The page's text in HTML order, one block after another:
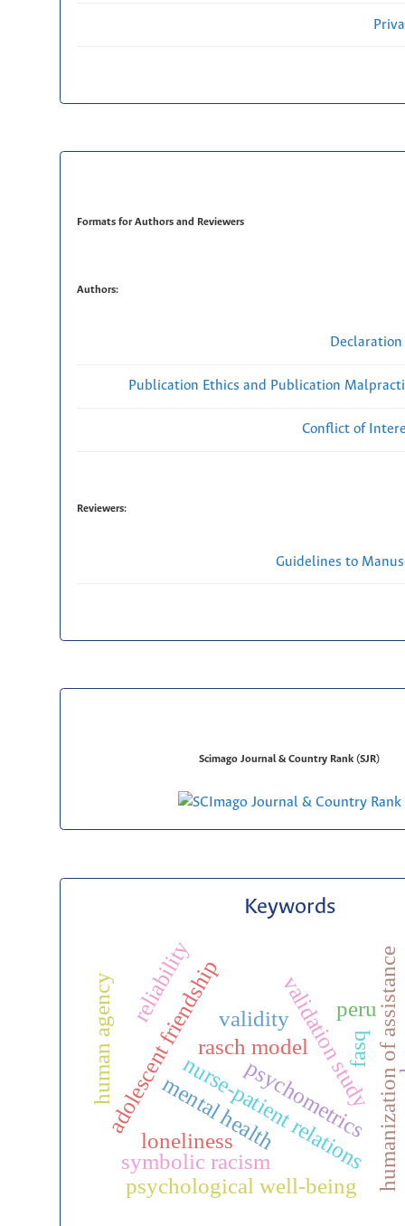
Formats for Authors and Reviewers
Authors:
Publication Ethics and Publication
Conflict of
Reviewers:
Guidelines to
Scimago Journal & Country Rank (SJR)
Keywords
psychometricshumanization of assistance
validation study
nurse-patient relations
adolescent friendship fasq
rasch model
validity
reliability
mental health
psychological well-being
symbolic racism
peru
human agency
loneliness